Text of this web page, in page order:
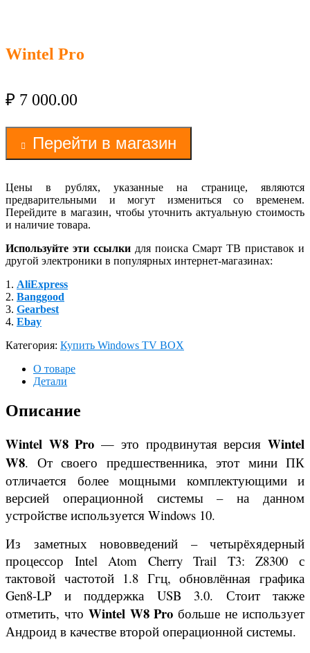
Wintel Pro
₽ 7 000.00
Перейти в магазин
Цены в рублях, указанные на странице, являются
предварительными и могут измениться со временем.
Перейдите в магазин, чтобы уточнить актуальную стоимость
и наличие товара.
Используйте эти ссылки для поиска Смарт ТВ приставок и
другой электроники в популярных интернет-магазинах:
1. AliExpress
2. Banggood
3. Gearbest
4. Ebay
Категория: Купить Windows TV BOX
О товаре
Детали
Описание
Wintel W8 Pro — это продвинутая версияWintel
W8. От своего предшественника, этот мини ПК
отличается более мощными комплектующими и
версией операционной системы – на данном
устройстве используется Windows 10.
Из заметных нововведений – четырёхядерный
процессор Intel Atom Cherry Trail T3: Z8300 с
тактовой частотой 1.8 Ггц, обновлённая графика
Gen8-LP и поддержка USB 3.0. Стоит также
отметить, что Wintel W8 Pro больше не использует
Андроид в качестве второй операционной системы.